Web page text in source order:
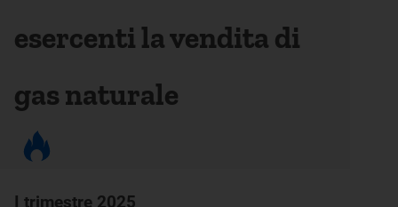
esercenti la vendita di
gas naturale
I trimestre 2025